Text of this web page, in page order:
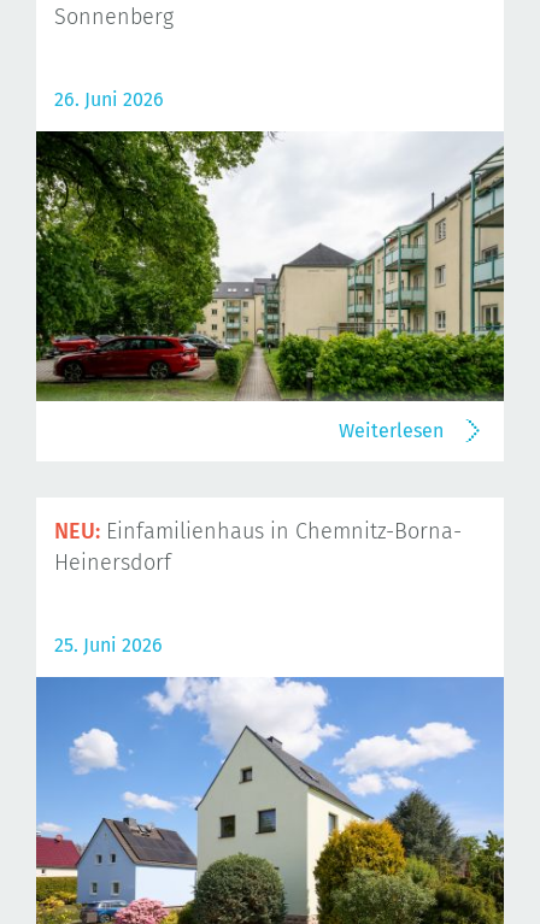
Sonnenberg
26. Juni 2026
Weiterlesen
NEU: Einfamilienhaus in Chemnitz-Borna-
Heinersdorf
25. Juni 2026